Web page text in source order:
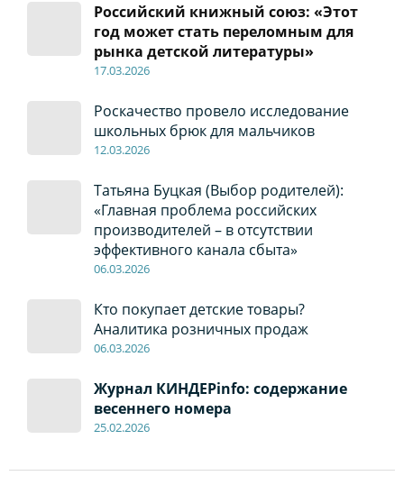
Российский книжный союз: «Этот
год может стать переломным для
рынка детской литературы»
17.03.2026
Роскачество провело исследование
школьных брюк для мальчиков
12.03.2026
Татьяна Буцкая (Выбор родителей):
«Главная проблема российских
производителей – в отсутствии
эффективного канала сбыта»
06.03.2026
Кто покупает детские товары?
Аналитика розничных продаж
06.03.2026
Журнал КИНДЕРinfo: содержание
весеннего номера
25.02.2026